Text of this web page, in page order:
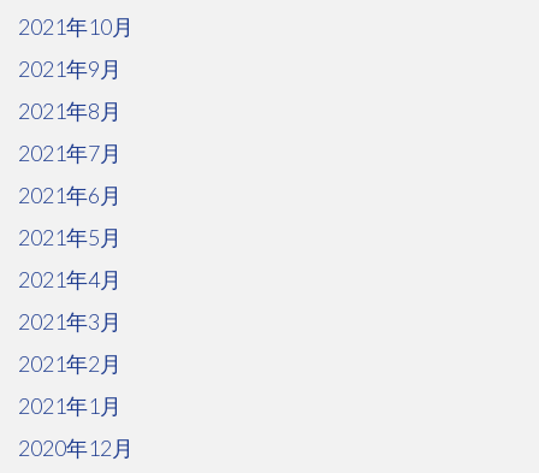
2021年10月
2021年9月
2021年8月
2021年7月
2021年6月
2021年5月
2021年4月
2021年3月
2021年2月
2021年1月
2020年12月